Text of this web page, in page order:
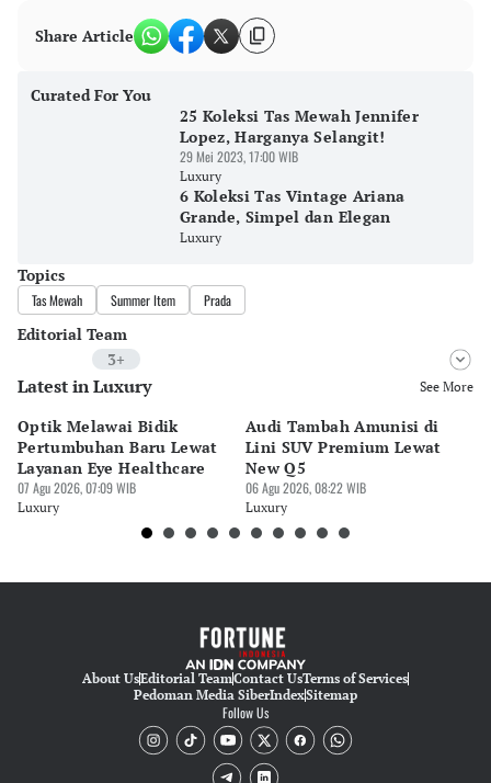
Share Article
Curated For You
25 Koleksi Tas Mewah Jennifer
Lopez, Harganya Selangit!
29 Mei 2023, 17:00 WIB
Luxury
6 Koleksi Tas Vintage Ariana
Grande, Simpel dan Elegan
Luxury
Topics
Tas Mewah Summer Item Prada
Editorial Team
3+
Editor
Editor
Nadia Agatha Pramesthi
Latest in Luxury See More
Optik Melawai Bidik
Pertumbuhan Baru Lewat
Layanan Eye Healthcare
07 Agu 2026, 07:09 WIB
Luxury
Audi Tambah Amunisi di
Lini SUV Premium Lewat
New Q5
06 Agu 2026, 08:22 WIB
Luxury
About UsEditorial TeamContact UsTerms of Services
Pedoman Media SiberIndexSitemap
Follow Us